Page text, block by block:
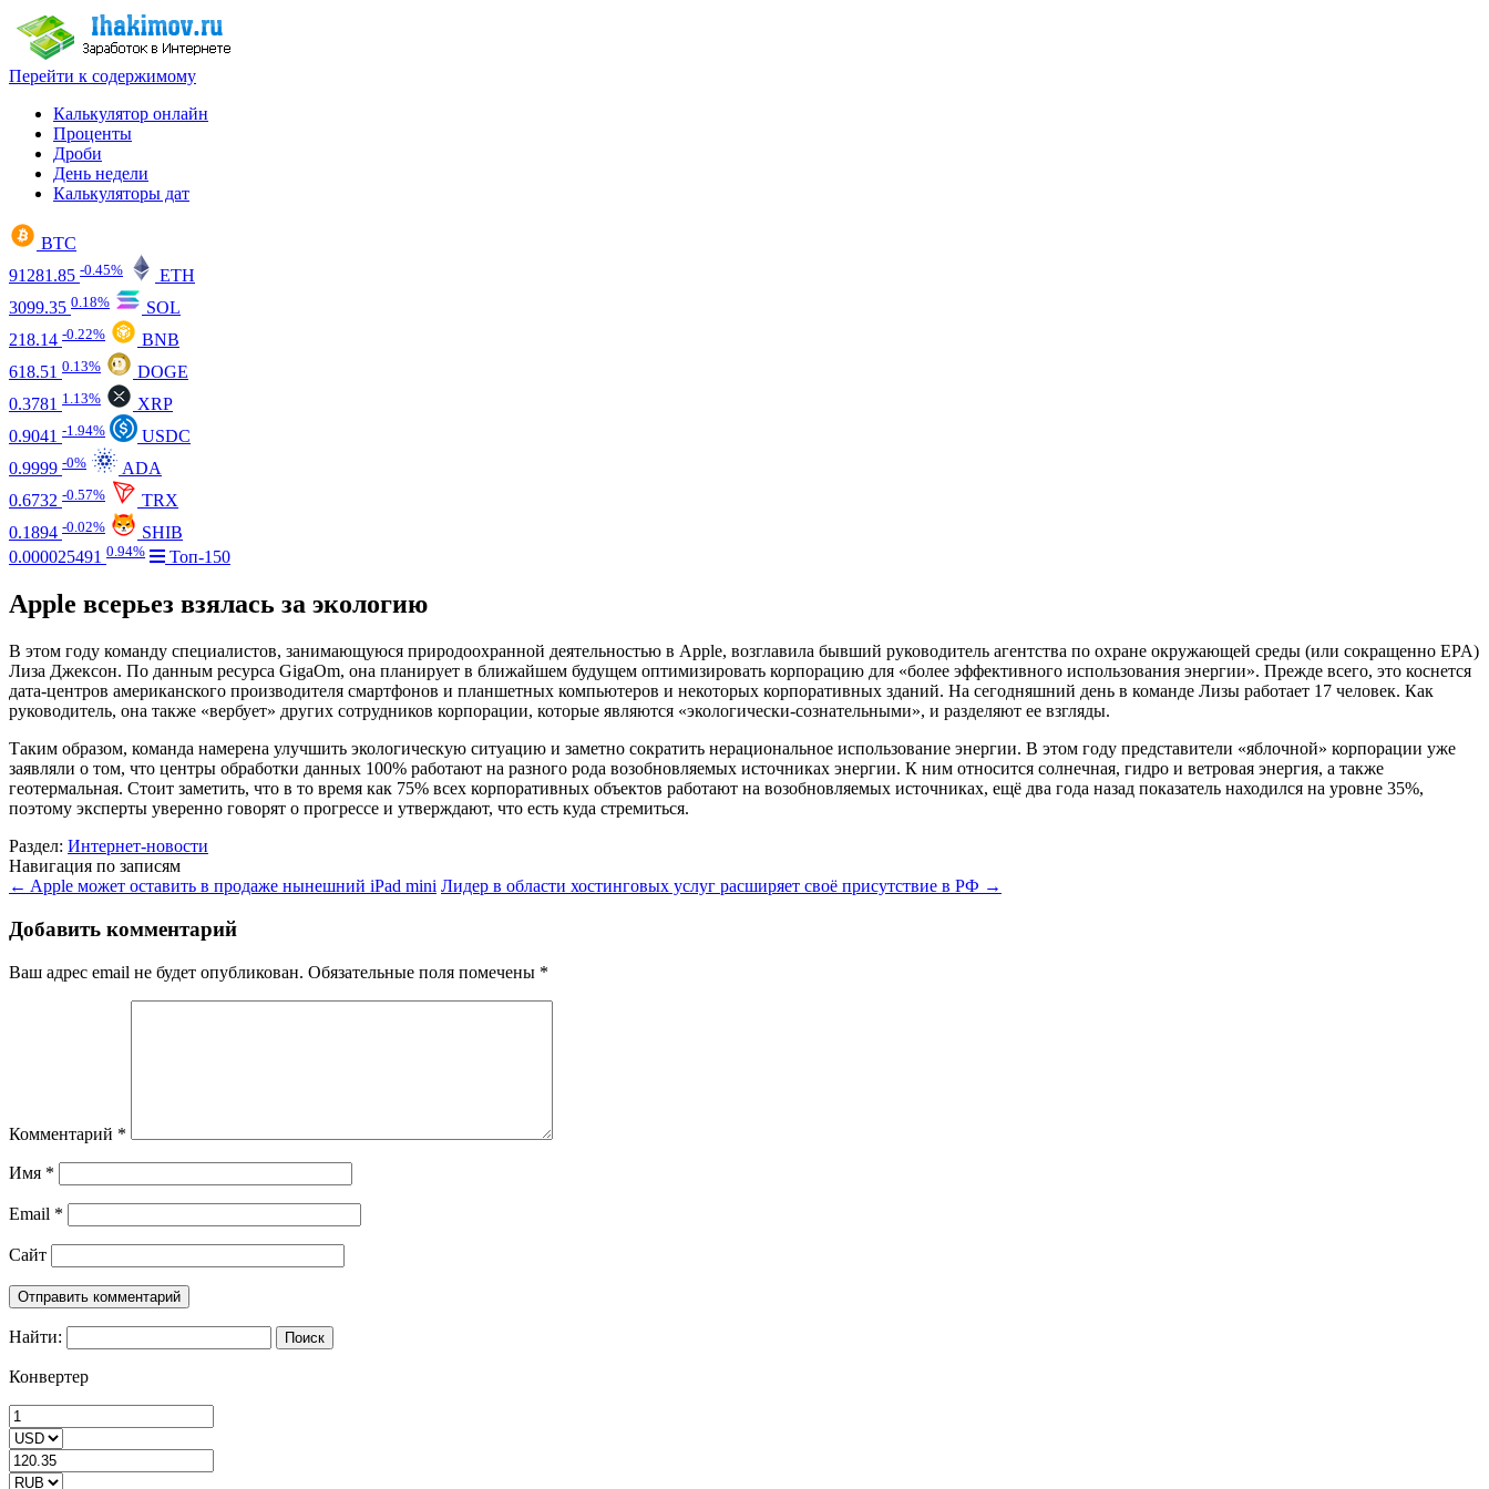
Перейти к содержимому
Калькулятор онлайн
Проценты
Дроби
День недели
Калькуляторы дат
BTC
91281.85 -0.45%
ETH
3099.35 0.18%
SOL
218.14 -0.22%
BNB
618.51 0.13%
DOGE
0.3781 1.13%
XRP
0.9041 -1.94%
USDC
0.9999 -0%
ADA
0.6732 -0.57%
TRX
0.1894 -0.02%
SHIB
0.000025491 0.94% Топ-150
Apple всерьез взялась за экологию
В этом году команду специалистов, занимающуюся природоохранной деятельностью в Apple, возглавила бывший руководитель агентства по охране окружающей среды (или сокращенно EPA)
Лиза Джексон. По данным ресурса GigaOm, она планирует в ближайшем будущем оптимизировать корпорацию для «более эффективного использования энергии». Прежде всего, это коснется
дата-центров американского производителя смартфонов и планшетных компьютеров и некоторых корпоративных зданий. На сегодняшний день в команде Лизы работает 17 человек. Как
руководитель, она также «вербует» других сотрудников корпорации, которые являются «экологически-сознательными», и разделяют ее взгляды.
Таким образом, команда намерена улучшить экологическую ситуацию и заметно сократить нерациональное использование энергии. В этом году представители «яблочной» корпорации уже
заявляли о том, что центры обработки данных 100% работают на разного рода возобновляемых источниках энергии. К ним относится солнечная, гидро и ветровая энергия, а также
геотермальная. Стоит заметить, что в то время как 75% всех корпоративных объектов работают на возобновляемых источниках, ещё два года назад показатель находился на уровне 35%,
поэтому эксперты уверенно говорят о прогрессе и утверждают, что есть куда стремиться.
Раздел: Интернет-новости
Навигация по записям
← Apple может оставить в продаже нынешний iPad mini Лидер в области хостинговых услуг расширяет своё присутствие в РФ →
Добавить комментарий
Ваш адрес email не будет опубликован. Обязательные поля помечены *
Комментарий *
Имя *
Email *
Сайт
Найти:
Конвертер